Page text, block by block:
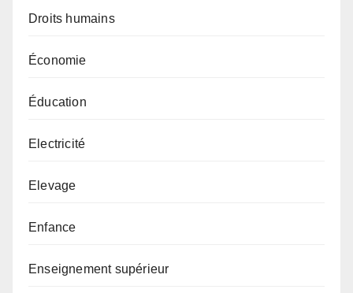
Droits humains
Économie
Éducation
Electricité
Elevage
Enfance
Enseignement supérieur